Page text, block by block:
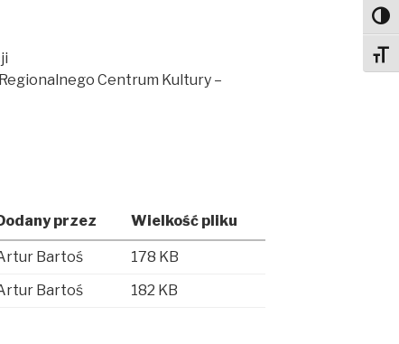
Centrum Kultury –
przez Wielkość pliku
Bartoś
178 KB
Bartoś 182 KB